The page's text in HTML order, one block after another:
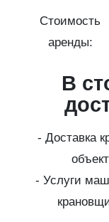
Стоимость
аренды:
В
- Доставка
- Услуги